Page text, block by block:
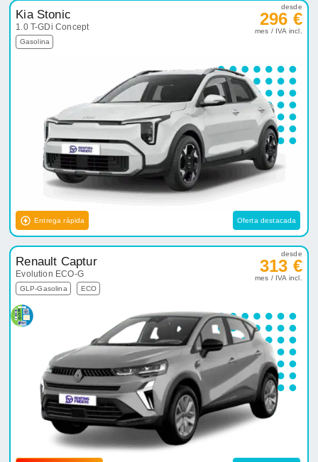
Kia Stonic
1.0 T-GDi Concept
Gasolina
desde
296 €
mes / IVA incl.
Entrega rápida Oferta destacada
Renault Captur
Evolution ECO-G
GLP-Gasolina ECO
desde
313 €
mes / IVA incl.